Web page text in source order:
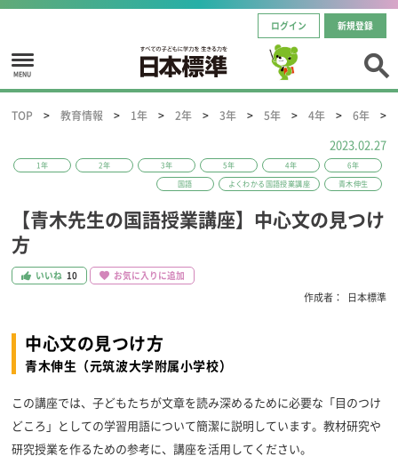
ログイン 新規登録
MENU
TOP 教育情報 1年 2年 3年 5年 4年 6年
【青木先生の国語授業講座】中心文の見つけ
方
1年 2年 3年 5年 4年 6年
国語 よくわかる国語授業講座 青木伸生
2023.02.27
いいね 10 お気に入りに追加
作成者： 日本標準
中心文の見つけ方
青木伸生（元筑波大学附属小学校）
この講座では、子どもたちが文章を読み深めるために必要な「目のつけ
どころ」としての学習用語について簡潔に説明しています。教材研究や
研究授業を作るための参考に、講座を活用してください。